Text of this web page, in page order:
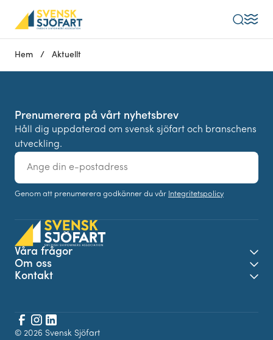
Sök
Hem / Aktuellt
Prenumerera på vårt nyhetsbrev
Håll dig uppdaterad om svensk sjöfart och branschens
utveckling.
E-
post
Genom att prenumerera godkänner du vår Integritetspolicy
Våra frågor
Om oss
Kontakt
© 2026 Svensk Sjöfart
Facebook
Instagram
LinkedIn